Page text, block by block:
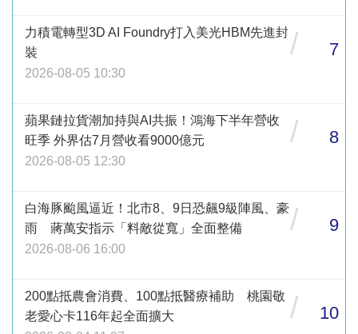
力積電轉型3D AI Foundry打入美光HBM先進封
裝
2026-08-05 10:30
/ 7
蘋果鏈拉貨潮加持與AI共振！鴻海下半年營收
旺季 外界估7月營收看9000億元
2026-08-05 12:30
/ 8
白海豚颱風逼近！北市8、9日恐飆9級陣風、豪
雨 蔣萬安指示「料敵從寬」全面整備
2026-08-06 16:00
/ 9
200點抵農會消費、100點抵醫療補助 桃園敬
老愛心卡116年起全面擴大
/ 10